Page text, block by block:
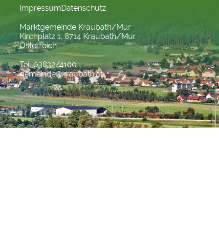
ImpressumDatenschutz
Marktgemeinde Kraubath/Mur
Kirchplatz 1, 8714 Kraubath/Mur
Österreich
Tel. 03832/4100
gemeinde@kraubath.at